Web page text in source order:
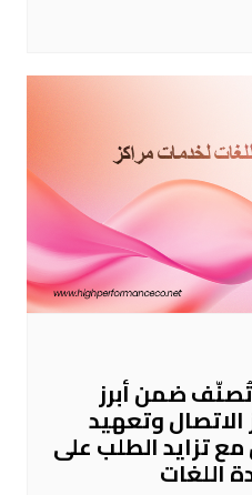
ضمن أبرز
وتعهيد
تزايد الطلب على
اللغات